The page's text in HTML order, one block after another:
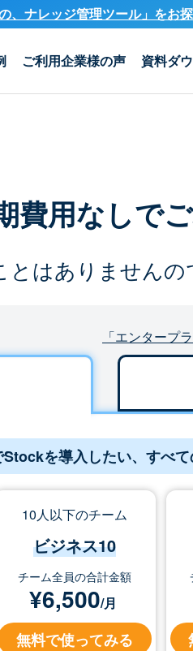
、ナレッジ管理ツール」をお
ご利用企業様の声 資料ダ
費用なしで
とはありませんの
「エンタープ
を導入したい、すべ
10人以下のチーム
ビジネス10
チーム全員の合計金額
¥6,500/月
無料で使ってみる